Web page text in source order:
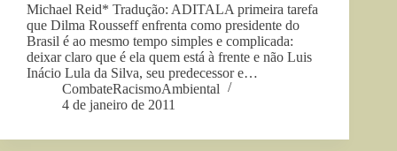
Michael Reid* Tradução: ADITALA primeira tarefa
que Dilma Rousseff enfrenta como presidente do
Brasil é ao mesmo tempo simples e complicada:
deixar claro que é ela quem está à frente e não Luis
Inácio Lula da Silva, seu predecessor e…
CombateRacismoAmbiental
4 de janeiro de 2011